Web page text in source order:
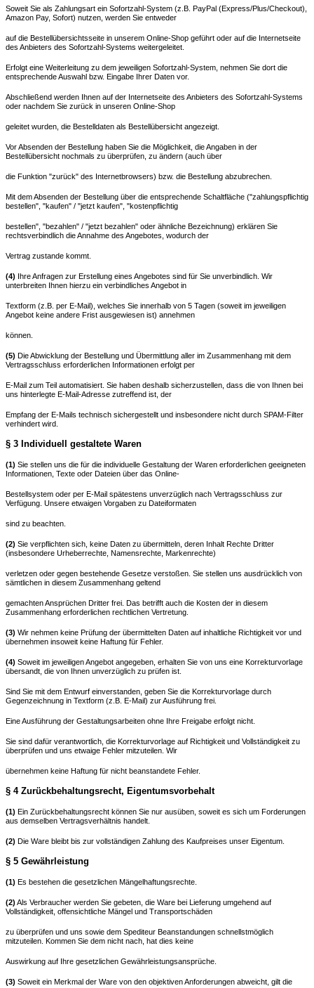
Soweit Sie als Zahlungsart ein Sofortzahl-System (z.B. PayPal (Express/Plus/Checkout),
Amazon Pay, Sofort) nutzen, werden Sie entweder
auf die Bestellübersichtsseite in unserem Online-Shop geführt oder auf die Internetseite
des Anbieters des Sofortzahl-Systems weitergeleitet.
Erfolgt eine Weiterleitung zu dem jeweiligen Sofortzahl-System, nehmen Sie dort die
entsprechende Auswahl bzw. Eingabe Ihrer Daten vor.
Abschließend werden Ihnen auf der Internetseite des Anbieters des Sofortzahl-Systems
oder nachdem Sie zurück in unseren Online-Shop
geleitet wurden, die Bestelldaten als Bestellübersicht angezeigt.
Vor Absenden der Bestellung haben Sie die Möglichkeit, die Angaben in der
Bestellübersicht nochmals zu überprüfen, zu ändern (auch über
die Funktion "zurück" des Internetbrowsers) bzw. die Bestellung abzubrechen.
Mit dem Absenden der Bestellung über die entsprechende Schaltfläche ("zahlungspflichtig
bestellen", "kaufen" / "jetzt kaufen", "kostenpflichtig
bestellen", "bezahlen" / "jetzt bezahlen" oder ähnliche Bezeichnung) erklären Sie
rechtsverbindlich die Annahme des Angebotes, wodurch der
Vertrag zustande kommt.
(4) Ihre Anfragen zur Erstellung eines Angebotes sind für Sie unverbindlich. Wir
unterbreiten Ihnen hierzu ein verbindliches Angebot in
Textform (z.B. per E-Mail), welches Sie innerhalb von 5 Tagen (soweit im jeweiligen
Angebot keine andere Frist ausgewiesen ist) annehmen
können.
(5) Die Abwicklung der Bestellung und Übermittlung aller im Zusammenhang mit dem
Vertragsschluss erforderlichen Informationen erfolgt per
E-Mail zum Teil automatisiert. Sie haben deshalb sicherzustellen, dass die von Ihnen bei
uns hinterlegte E-Mail-Adresse zutreffend ist, der
Empfang der E-Mails technisch sichergestellt und insbesondere nicht durch SPAM-Filter
verhindert wird.
§ 3 Individuell gestaltete Waren
(1) Sie stellen uns die für die individuelle Gestaltung der Waren erforderlichen geeigneten
Informationen, Texte oder Dateien über das Online-
Bestellsystem oder per E-Mail spätestens unverzüglich nach Vertragsschluss zur
Verfügung. Unsere etwaigen Vorgaben zu Dateiformaten
sind zu beachten.
(2) Sie verpflichten sich, keine Daten zu übermitteln, deren Inhalt Rechte Dritter
(insbesondere Urheberrechte, Namensrechte, Markenrechte)
verletzen oder gegen bestehende Gesetze verstoßen. Sie stellen uns ausdrücklich von
sämtlichen in diesem Zusammenhang geltend
gemachten Ansprüchen Dritter frei. Das betrifft auch die Kosten der in diesem
Zusammenhang erforderlichen rechtlichen Vertretung.
(3) Wir nehmen keine Prüfung der übermittelten Daten auf inhaltliche Richtigkeit vor und
übernehmen insoweit keine Haftung für Fehler.
(4) Soweit im jeweiligen Angebot angegeben, erhalten Sie von uns eine Korrekturvorlage
übersandt, die von Ihnen unverzüglich zu prüfen ist.
Sind Sie mit dem Entwurf einverstanden, geben Sie die Korrekturvorlage durch
Gegenzeichnung in Textform (z.B. E-Mail) zur Ausführung frei.
Eine Ausführung der Gestaltungsarbeiten ohne Ihre Freigabe erfolgt nicht.
Sie sind dafür verantwortlich, die Korrekturvorlage auf Richtigkeit und Vollständigkeit zu
überprüfen und uns etwaige Fehler mitzuteilen. Wir
übernehmen keine Haftung für nicht beanstandete Fehler.
§ 4 Zurückbehaltungsrecht, Eigentumsvorbehalt
(1) Ein Zurückbehaltungsrecht können Sie nur ausüben, soweit es sich um Forderungen
aus demselben Vertragsverhältnis handelt.
(2) Die Ware bleibt bis zur vollständigen Zahlung des Kaufpreises unser Eigentum.
§ 5 Gewährleistung
(1) Es bestehen die gesetzlichen Mängelhaftungsrechte.
(2) Als Verbraucher werden Sie gebeten, die Ware bei Lieferung umgehend auf
Vollständigkeit, offensichtliche Mängel und Transportschäden
zu überprüfen und uns sowie dem Spediteur Beanstandungen schnellstmöglich
mitzuteilen. Kommen Sie dem nicht nach, hat dies keine
Auswirkung auf Ihre gesetzlichen Gewährleistungsansprüche.
(3) Soweit ein Merkmal der Ware von den objektiven Anforderungen abweicht, gilt die